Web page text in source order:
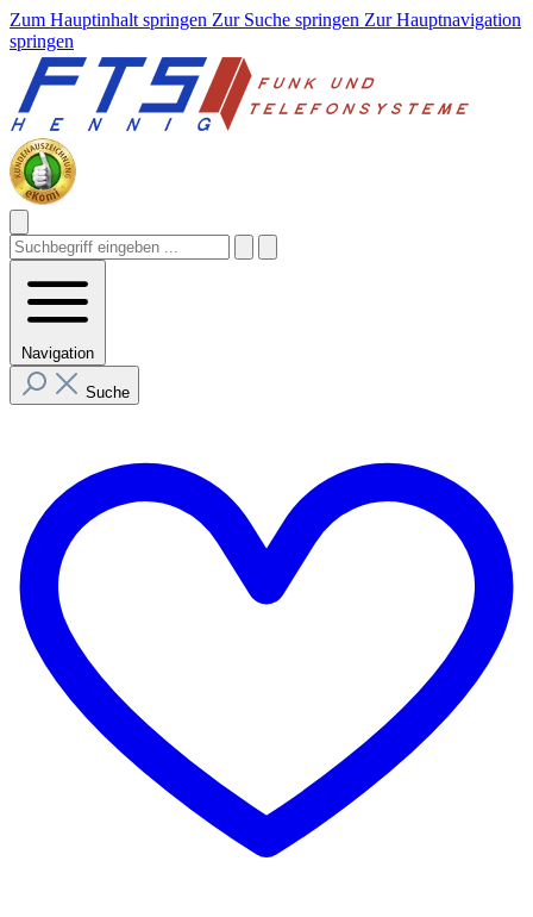
Zum Hauptinhalt springen Zur Suche springen Zur Hauptnavigation
springen
Navigation
Suche